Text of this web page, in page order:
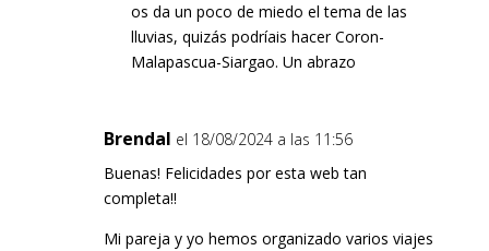
os da un poco de miedo el tema de las
lluvias, quizás podríais hacer Coron-
Malapascua-Siargao. Un abrazo
Brendal el 18/08/2024 a las 11:56
Buenas! Felicidades por esta web tan
completa!!
Mi pareja y yo hemos organizado varios viajes